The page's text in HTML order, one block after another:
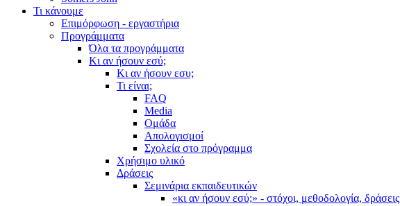
Τι κάνουμε
Επιμόρφωση - εργαστήρια
Προγράμματα
Όλα τα προγράμματα
Κι αν ήσουν εσύ;
Κι αν ήσουν εσυ;
Τι είναι;
FAQ
Media
Ομάδα
Απολογισμοί
Σχολεία στο πρόγραμμα
Χρήσιμο υλικό
Δράσεις
Σεμινάρια εκπαιδευτικών
«κι αν ήσουν εσύ;» - στόχοι, μεθοδολογία, δράσεις